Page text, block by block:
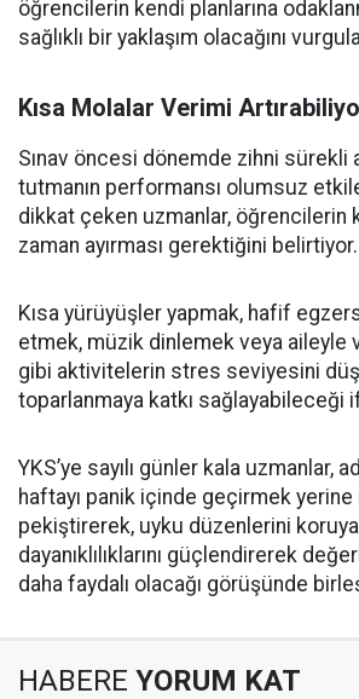
öğrencilerin kendi planlarına
sağlıklı bir yaklaşım olacağını
Kısa Molalar Verimi
Sınav öncesi dönemde zihni sürekli
tutmanın performansı olumsuz
dikkat çeken uzmanlar, öğrencilerin
zaman ayırması gerektiğini belirtiyor.
Kısa yürüyüşler yapmak, hafif
etmek, müzik dinlemek veya aileyle
gibi aktivitelerin stres seviyesini
toparlanmaya katkı sağlayabileceği
YKS’ye sayılı günler kala uzmanlar,
haftayı panik içinde geçirmek
pekiştirerek, uyku düzenlerini
dayanıklılıklarını güçlendirerek
daha faydalı olacağı görüşünde
HABERE YORUM KAT